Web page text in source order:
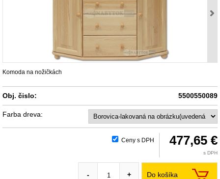
Komoda na nožičkách
Obj. čislo: 5500550089
Farba dreva:
Ceny s DPH 477,65 €
s DPH
Do košíka
- +